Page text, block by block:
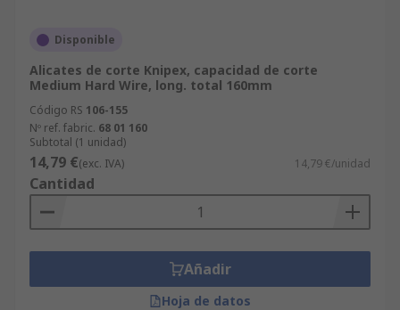
Disponible
Alicates de corte Knipex, capacidad de corte
Medium Hard Wire, long. total 160mm
Código RS 106-155
Nº ref. fabric. 68 01 160
Subtotal (1 unidad)
14,79 €(exc. IVA) 14,79 €/unidad
Cantidad
Añadir
Hoja de datos